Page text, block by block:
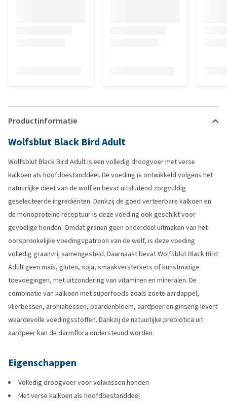
Productinformatie
Wolfsblut Black Bird Adult
Wolfsblut Black Bird Adult is een volledig droogvoer met verse
kalkoen als hoofdbestanddeel. De voeding is ontwikkeld volgens het
natuurlijke dieet van de wolf en bevat uitsluitend zorgvuldig
geselecteerde ingrediënten. Dankzij de goed verteerbare kalkoen en
de monoproteïne receptuur is deze voeding ook geschikt voor
gevoelige honden. Omdat granen geen onderdeel uitmaken van het
oorspronkelijke voedingspatroon van de wolf, is deze voeding
volledig graanvrij samengesteld. Daarnaast bevat Wolfsblut Black Bird
Adult geen maïs, gluten, soja, smaakversterkers of kunstmatige
toevoegingen, met uitzondering van vitaminen en mineralen. De
combinatie van kalkoen met superfoods zoals zoete aardappel,
vlierbessen, aroniabessen, paardenbloem, aardpeer en ginseng levert
waardevolle voedingsstoffen. Dankzij de natuurlijke prebiotica uit
aardpeer kan de darmflora ondersteund worden.
Eigenschappen
Volledig droogvoer voor volwassen honden
Met verse kalkoen als hoofdbestanddeel